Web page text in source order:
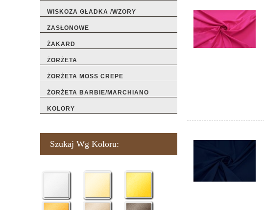
WISKOZA GŁADKA /WZORY
ZASŁONOWE
ŻAKARD
ŻORŻETA
ŻORŻETA MOSS CREPE
ŻORŻETA BARBIE/MARCHIANO
KOLORY
Szukaj Wg Koloru: